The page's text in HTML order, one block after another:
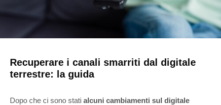
Recuperare i canali smarriti dal digitale
terrestre: la guida
Dopo che ci sono stati alcuni cambiamenti sul digitale